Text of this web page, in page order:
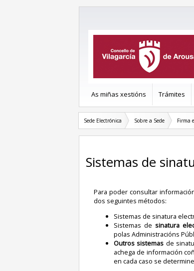
As miñas xestións Trámites
Sede Electrónica Sobre a Sede Firma
Sistemas de
Para poder consultar
dos seguintes métodos:
Sistemas de sinatura
Sistemas de sinatura
polas Administracións
Outros sistemas de
achega de información
en cada caso se